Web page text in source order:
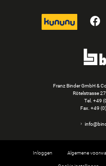
kununu
Franz Binder GmbH &
Rötelstrasse
Tel. +49
Fax. +49
Inloggen Algemene